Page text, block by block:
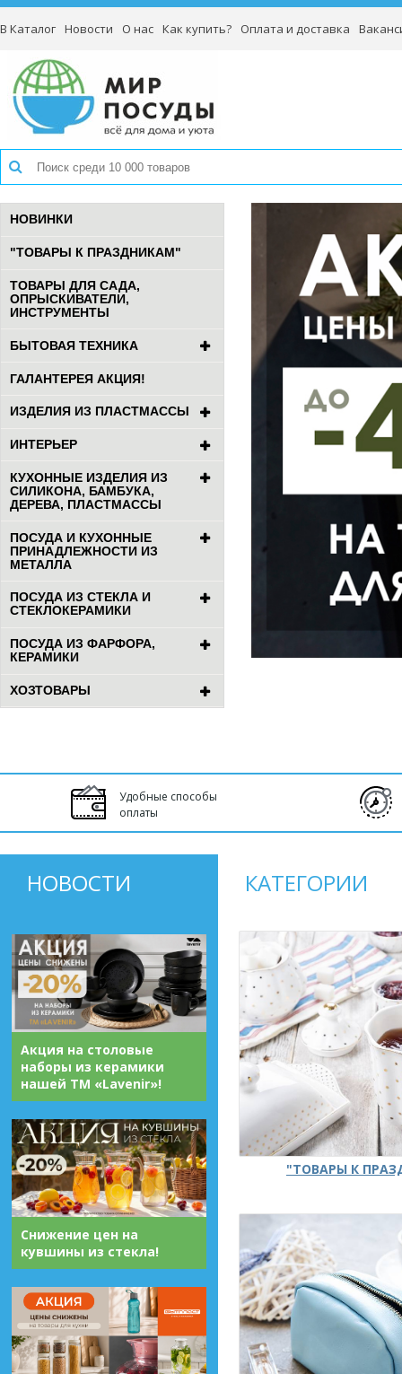
В Каталог Новости О нас Как купить? Оплата и доставка
НОВИНКИ
"ТОВАРЫ К ПРАЗДНИКАМ"
ТОВАРЫ ДЛЯ САДА,
ОПРЫСКИВАТЕЛИ,
ИНСТРУМЕНТЫ
БЫТОВАЯ ТЕХНИКА
ГАЛАНТЕРЕЯ АКЦИЯ!
ИЗДЕЛИЯ ИЗ ПЛАСТМАССЫ
ИНТЕРЬЕР
КУХОННЫЕ ИЗДЕЛИЯ ИЗ
СИЛИКОНА, БАМБУКА,
ДЕРЕВА, ПЛАСТМАССЫ
ПОСУДА И КУХОННЫЕ
ПРИНАДЛЕЖНОСТИ ИЗ
МЕТАЛЛА
ПОСУДА ИЗ СТЕКЛА И
СТЕКЛОКЕРАМИКИ
ПОСУДА ИЗ ФАРФОРА,
КЕРАМИКИ
ХОЗТОВАРЫ
Удобные способы
оплаты
НОВОСТИ
Акция на столовые
наборы из керамики
нашей ТМ «Lavenir»!
Снижение цен на
кувшины из стекла!
КАТЕГОРИИ
"ТОВАРЫ К